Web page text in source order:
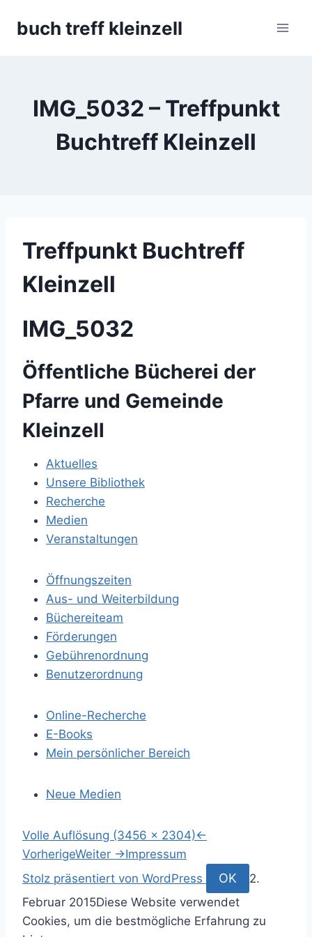
buch treff kleinzell
IMG_5032 – Treffpunkt
Buchtreff Kleinzell
Treffpunkt Buchtreff
Kleinzell
IMG_5032
Öffentliche Bücherei der
Pfarre und Gemeinde
Kleinzell
Aktuelles
Unsere Bibliothek
Recherche
Medien
Veranstaltungen
Öffnungszeiten
Aus- und Weiterbildung
Büchereiteam
Förderungen
Gebührenordnung
Benutzerordnung
Online-Recherche
E-Books
Mein persönlicher Bereich
Neue Medien
S
p
r
n
g
Volle Auflösung (3456 × 2304)←
VorherigeWeiter →Impressum
Stolz präsentiert von WordPress
OK
S
u
h
2.
Februar 2015Diese Website verwendet
Cookies, um die bestmögliche Erfahrung zu